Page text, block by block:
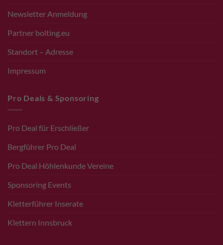
Newsletter Anmeldung
Partner bolting.eu
Standort – Adresse
Impressum
Pro Deals & Sponsoring
Pro Deal für Erschließer
Bergführer Pro Deal
Pro Deal Höhlenkunde Vereine
Sponsoring Events
Kletterführer Inserate
Klettern Innsbruck